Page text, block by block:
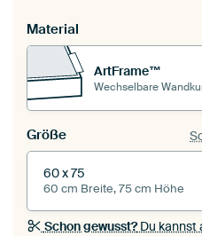
Material
ArtFrame™
Wechselbare
Größe
60 x 75
60 cm Breite, 75 cm Höhe
Schon gewusst?Du kannst